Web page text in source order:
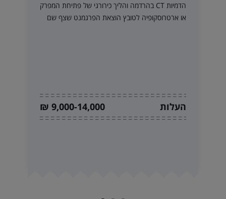
הדמיות CT בהרדמה והליך כירורגי של פתיחת המפרק
או ארטרוסקופיה לטובץ הוצאת הפרגמנט שצף שם
העלות 9,000-14,000 ₪